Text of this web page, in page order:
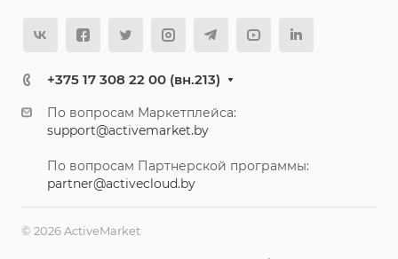
+375 17 308 22 00 (вн.213)
По вопросам Маркетплейса:
support@activemarket.by
По вопросам Партнерской программы:
partner@activecloud.by
© 2026 ActiveMarket